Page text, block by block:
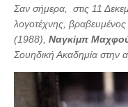
Σαν σήμερα, στις 11
λογοτέχνης,
(1988), Ναγκίμπ
Σουηδική Ακαδημία στην